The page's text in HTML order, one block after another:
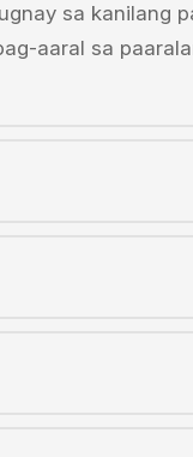
sa kanilang
aaral sa